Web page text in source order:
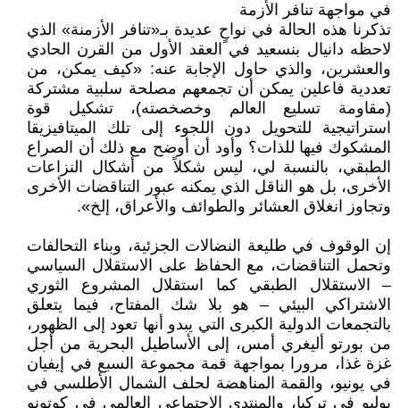
في مواجهة تنافر الأزمة
تذكرنا هذه الحالة في نواحٍ عديدة بـ«تنافر الأزمنة» الذي
لاحظه دانيال بنسعيد في العقد الأول من القرن الحادي
والعشرين، والذي حاول الإجابة عنه: «كيف يمكن، من
تعددية فاعلين يمكن أن تجمعهم مصلحة سلبية مشتركة
(مقاومة تسليع العالم وخصخصته)، تشكيل قوة
استراتيجية للتحويل دون اللجوء إلى تلك الميتافيزيقا
المشكوك فيها للذات؟ وأود أن أوضح مع ذلك أن الصراع
الطبقي، بالنسبة لي، ليس شكلاً من أشكال النزاعات
الأخرى، بل هو الناقل الذي يمكنه عبور التناقضات الأخرى
وتجاوز انغلاق العشائر والطوائف والأعراق، إلخ».
إن الوقوف في طليعة النضالات الجزئية، وبناء التحالفات
وتحمل التناقضات، مع الحفاظ على الاستقلال السياسي
– الاستقلال الطبقي كما استقلال المشروع الثوري
الاشتراكي البيئي – هو بلا شك المفتاح، فيما يتعلق
بالتجمعات الدولية الكبرى التي يبدو أنها تعود إلى الظهور،
من بورتو أليغري أمس، إلى الأساطيل البحرية من أجل
غزة غذا، مرورا بمواجهة قمة مجموعة السبع في إيفيان
في يونيو، والقمة المناهضة لحلف الشمال الأطلسي في
يوليو في تركيا، والمنتدى الاجتماعي العالمي في كوتونو